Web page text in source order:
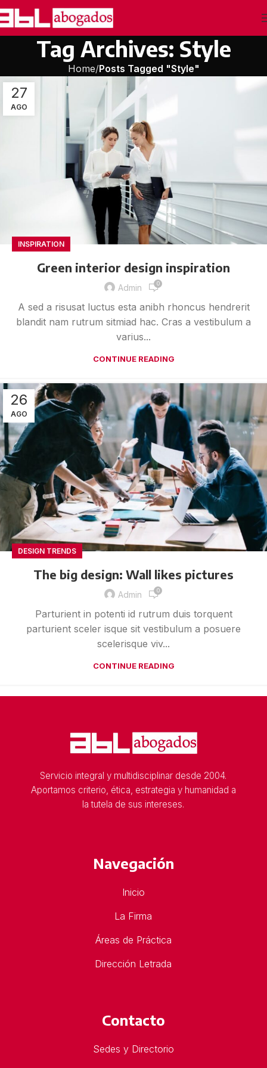
Tag Archives: Style
Home Posts Tagged "Style"
27
AGO
INSPIRATION
Green interior design inspiration
Admin 0
A sed a risusat luctus esta anibh rhoncus hendrerit
blandit nam rutrum sitmiad hac. Cras a vestibulum a
varius...
CONTINUE READING
26
AGO
DESIGN TRENDS
The big design: Wall likes pictures
Admin 0
Parturient in potenti id rutrum duis torquent
parturient sceler isque sit vestibulum a posuere
scelerisque viv...
CONTINUE READING
Servicio integral y multidisciplinar desde 2004.
Aportamos criterio, ética, estrategia y humanidad a
la tutela de sus intereses.
Navegación
Inicio
La Firma
Áreas de Práctica
Dirección Letrada
Contacto
Sedes y Directorio